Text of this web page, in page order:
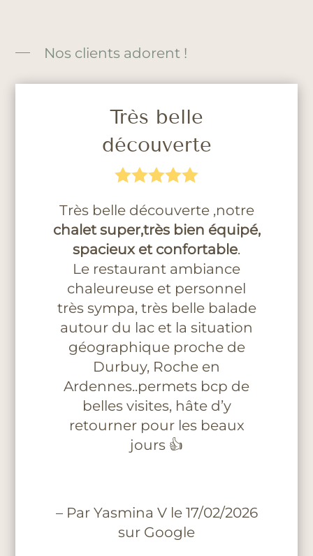
Nos clients adorent !
Très belle
découverte

Très belle découverte ,notre
chalet super,très bien équipé,
spacieux et confortable.
Le restaurant ambiance
chaleureuse et personnel
très sympa, très belle balade
autour du lac et la situation
géographique proche de
Durbuy, Roche en
Ardennes..permets bcp de
belles visites, hâte d’y
retourner pour les beaux
jours 👍
– Par Yasmina V le 17/02/2026
sur Google